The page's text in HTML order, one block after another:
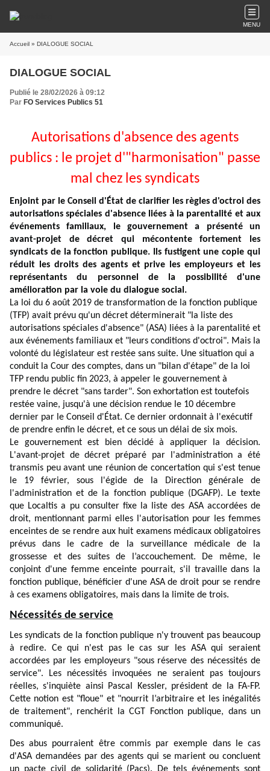
MENU
Accueil » DIALOGUE SOCIAL
DIALOGUE SOCIAL
Publié le 28/02/2026 à 09:12
Par FO Services Publics 51
Autorisations d'absence des agents
publics : le projet d'"harmonisation" passe
mal chez les syndicats
Enjoint par le Conseil d'État de clarifier les règles d'octroi des
autorisations spéciales d'absence liées à la parentalité et aux
événements familiaux, le gouvernement a présenté un
avant-projet de décret qui mécontente fortement les
syndicats de la fonction publique. Ils fustigent une copie qui
réduit les droits des agents et prive les employeurs et les
représentants du personnel de la possibilité d'une
amélioration par la voie du dialogue social.
La loi du 6 août 2019 de transformation de la fonction publique
(TFP) avait prévu qu'un décret déterminerait "la liste des
autorisations spéciales d'absence" (ASA) liées à la parentalité et
aux événements familiaux et "leurs conditions d'octroi". Mais la
volonté du législateur est restée sans suite. Une situation qui a
conduit la Cour des comptes, dans un "bilan d'étape" de la loi
TFP rendu public fin 2023, à appeler le gouvernement à
prendre le décret "sans tarder". Son exhortation est toutefois
restée vaine, jusqu'à une décision rendue le 10 décembre
dernier par le Conseil d'État. Ce dernier ordonnait à l'exécutif
de prendre enfin le décret, et ce sous un délai de six mois.
Le gouvernement est bien décidé à appliquer la décision.
L'avant-projet de décret préparé par l'administration a été
transmis peu avant une réunion de concertation qui s'est tenue
le 19 février, sous l'égide de la Direction générale de
l'administration et de la fonction publique (DGAFP). Le texte
que Localtis a pu consulter fixe la liste des ASA accordées de
droit, mentionnant parmi elles l'autorisation pour les femmes
enceintes de se rendre aux huit examens médicaux obligatoires
prévus dans le cadre de la surveillance médicale de la
grossesse et des suites de l’accouchement. De même, le
conjoint d'une femme enceinte pourrait, s'il travaille dans la
fonction publique, bénéficier d'une ASA de droit pour se rendre
à ces examens obligatoires, mais dans la limite de trois.
Nécessités de service
Les syndicats de la fonction publique n'y trouvent pas beaucoup
à redire. Ce qui n'est pas le cas sur les ASA qui seraient
accordées par les employeurs "sous réserve des nécessités de
service". Les nécessités invoquées ne seraient pas toujours
réelles, s'inquiète ainsi Pascal Kessler, président de la FA-FP.
Cette notion est "floue" et "nourrit l’arbitraire et les inégalités
de traitement", renchérit la CGT Fonction publique, dans un
communiqué.
Des abus pourraient être commis par exemple dans le cas
d'ASA demandées par des agents qui se marient ou concluent